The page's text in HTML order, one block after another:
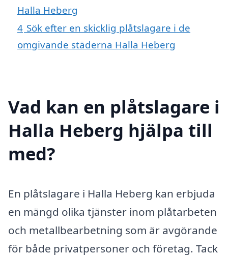
Halla Heberg
4 Sök efter en skicklig plåtslagare i de
omgivande städerna Halla Heberg
Vad kan en plåtslagare i
Halla Heberg hjälpa till
med?
En plåtslagare i Halla Heberg kan erbjuda
en mängd olika tjänster inom plåtarbeten
och metallbearbetning som är avgörande
för både privatpersoner och företag. Tack